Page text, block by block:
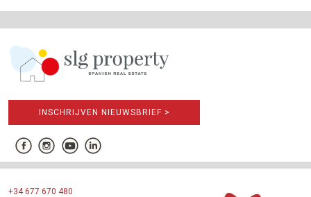
INSCHRIJVEN NIEUWSBRIEF >
+34 677 670 480